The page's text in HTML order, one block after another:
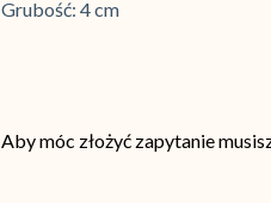
Grubość: 4 cm
Aby móc złożyć zapytanie